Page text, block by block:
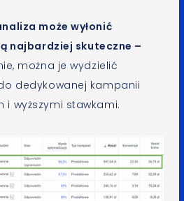
może wyłonić
najbardziej skuteczne –
można je wydzielić
dedykowanej kampanii
i wyższymi stawkami.